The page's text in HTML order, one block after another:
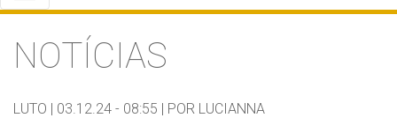
NOTÍCIAS
LUTO | 03.12.24 - 08:55 | POR LUCIANNA